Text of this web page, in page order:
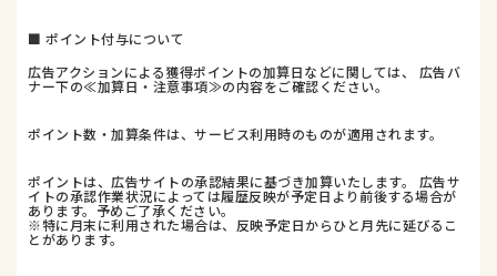
■ ポイント付与について
広告アクションによる獲得ポイントの加算日などに関しては、 広告バ
ナー下の≪加算日・注意事項≫の内容をご確認ください。
ポイント数・加算条件は、サービス利用時のものが適用されます。
ポイントは、広告サイトの承認結果に基づき加算いたします。 広告サ
イトの承認作業状況によっては履歴反映が予定日より前後する場合が
あります。予めご了承ください。
※特に月末に利用された場合は、反映予定日からひと月先に延びるこ
とがあります。